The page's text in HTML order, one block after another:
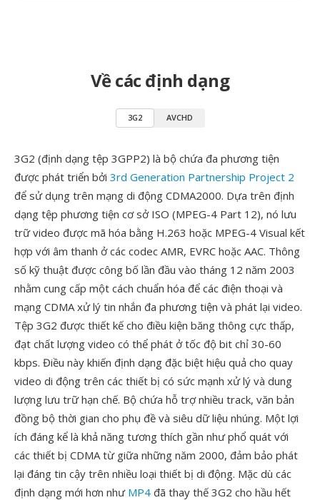
Về các định dạng
3G2 AVCHD
3G2 (định dạng tệp 3GPP2) là bộ chứa đa phương tiện
được phát triển bởi 3rd Generation Partnership Project 2
để sử dụng trên mạng di động CDMA2000. Dựa trên định
dạng tệp phương tiện cơ sở ISO (MPEG-4 Part 12), nó lưu
trữ video được mã hóa bằng H.263 hoặc MPEG-4 Visual kết
hợp với âm thanh ở các codec AMR, EVRC hoặc AAC. Thông
số kỹ thuật được công bố lần đầu vào tháng 12 năm 2003
nhằm cung cấp một cách chuẩn hóa để các điện thoại và
mạng CDMA xử lý tin nhắn đa phương tiện và phát lại video.
Tệp 3G2 được thiết kế cho điều kiện băng thông cực thấp,
đạt chất lượng video có thể phát ở tốc độ bit chỉ 30-60
kbps. Điều này khiến định dạng đặc biệt hiệu quả cho quay
video di động trên các thiết bị có sức mạnh xử lý và dung
lượng lưu trữ hạn chế. Bộ chứa hỗ trợ nhiều track, văn bản
đồng bộ thời gian cho phụ đề và siêu dữ liệu nhúng. Một lợi
ích đáng kể là khả năng tương thích gần như phổ quát với
các thiết bị CDMA từ giữa những năm 2000, đảm bảo phát
lại đáng tin cậy trên nhiều loại thiết bị di động. Mặc dù các
định dạng mới hơn như MP4 đã thay thế 3G2 cho hầu hết